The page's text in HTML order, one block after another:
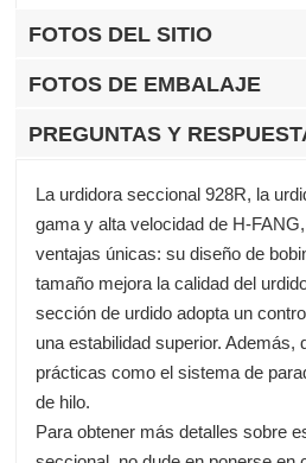
FOTOS DEL SITIO
FOTOS DE EMBALAJE
PREGUNTAS Y
La urdidora seccional 928R, la
gama y alta velocidad de H-
ventajas únicas: su diseño de
tamaño mejora la calidad del
sección de urdido adopta un
una estabilidad superior. Además,
prácticas como el sistema de
de hilo.
Para obtener más detalles sobre